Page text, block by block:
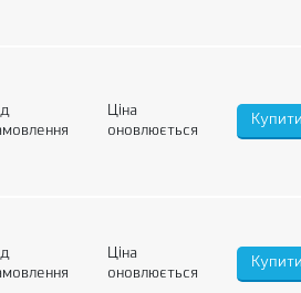
Ціна
оновлюється
Ціна
оновлюється